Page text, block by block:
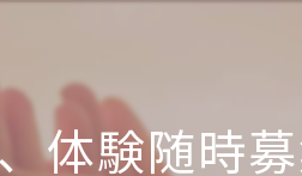
体験随時